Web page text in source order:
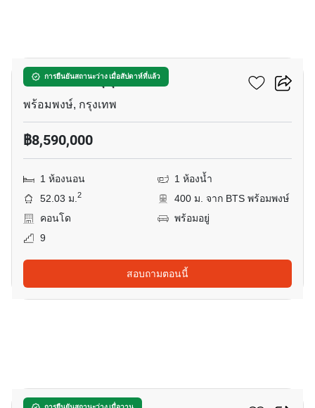
การยืนยันสถานะว่าง เมื่อสัปดาห์ที่แล้ว
ดิ แอดเดรส สุขุมวิท 28
พร้อมพงษ์, กรุงเทพ
฿8,590,000
1 ห้องนอน
1 ห้องน้ำ
52.03 ม.2
400 ม. จาก BTS พร้อมพงษ์
คอนโด
พร้อมอยู่
9
สอบถามตอนนี้